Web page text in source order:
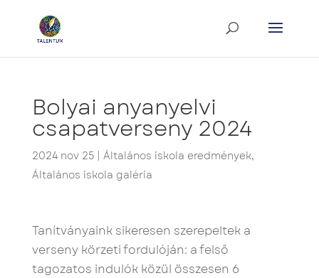
Bolyai anyanyelvi
csapatverseny 2024
2024 nov 25| Általános iskola eredmények,
Általános iskola galéria
Tanítványaink sikeresen szerepeltek a
verseny körzeti fordulóján: a felső
tagozatos indulók közül összesen 6